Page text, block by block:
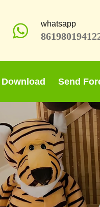
whatsapp
Download Send